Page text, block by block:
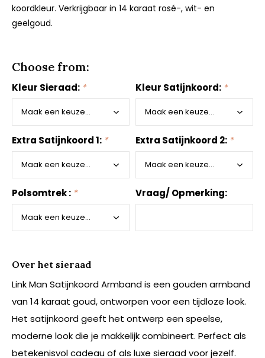
koordkleur. Verkrijgbaar in 14 karaat rosé-, wit- en
geelgoud.
Choose from:
Kleur Sieraad: * Kleur Satijnkoord: *
Extra Satijnkoord 1: * Extra Satijnkoord 2: *
Polsomtrek : * Vraag/ Opmerking:
Over het sieraad
Link Man Satijnkoord Armband is een gouden armband
van 14 karaat goud, ontworpen voor een tijdloze look.
Het satijnkoord geeft het ontwerp een speelse,
moderne look die je makkelijk combineert. Perfect als
betekenisvol cadeau of als luxe sieraad voor jezelf.